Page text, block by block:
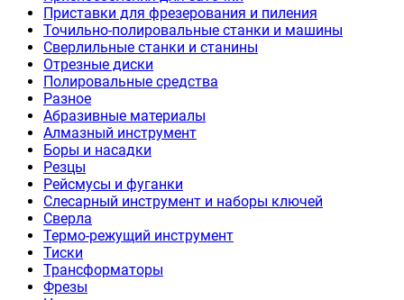
Приставки для фрезерования и пиления
Точильно-полировальные станки и машины
Сверлильные станки и станины
Отрезные диски
Полировальные средства
Разное
Абразивные материалы
Алмазный инструмент
Боры и насадки
Резцы
Рейсмусы и фуганки
Слесарный инструмент и наборы ключей
Сверла
Термо-режущий инструмент
Тиски
Трансформаторы
Фрезы